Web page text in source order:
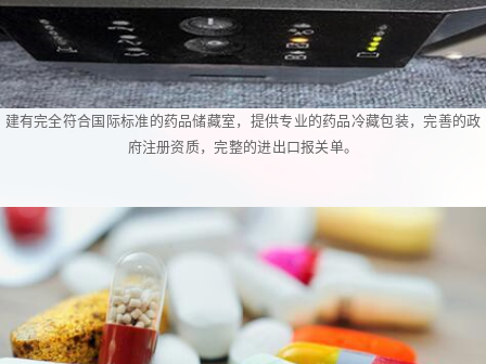
建有完全符合国际标准的药品储藏室，提供专业的药品冷藏包装，完善的政
府注册资质，完整的进出口报关单。